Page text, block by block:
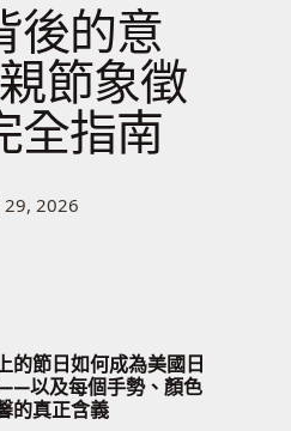
後的意
節象徵
全指南
29, 2026
的節日如何成為美國日
以及每個手勢、顏色
的真正含義